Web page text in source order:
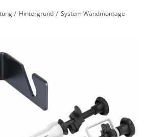
Hintergrund
System Wandmontage